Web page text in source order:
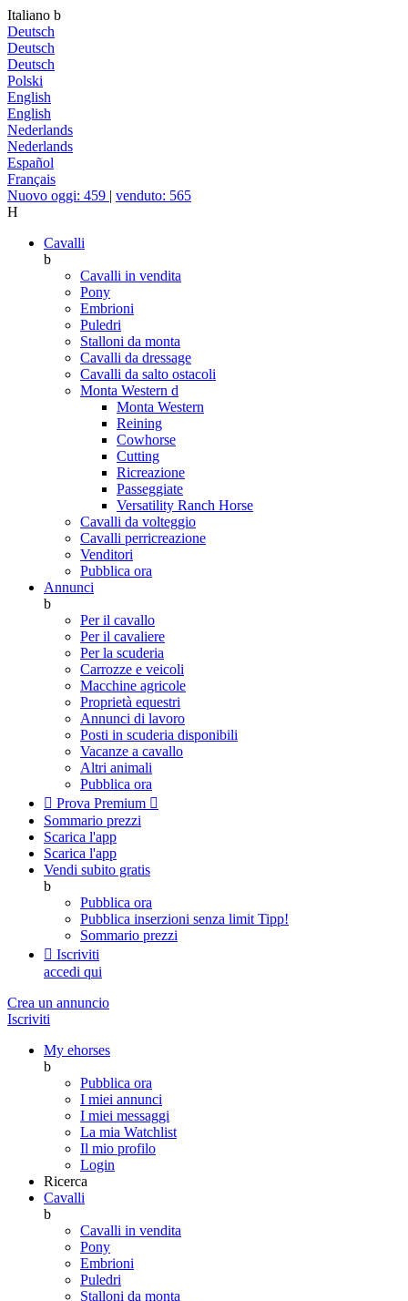
Italiano b
Deutsch
Deutsch
Deutsch
Polski
English
English
Nederlands
Nederlands
Español
Français
Nuovo oggi: 459 | venduto: 565
H
Cavalli
b
Cavalli in vendita
Pony
Embrioni
Puledri
Stalloni da monta
Cavalli da dressage
Cavalli da salto ostacoli
Monta Western d
Monta Western
Reining
Cowhorse
Cutting
Ricreazione
Passeggiate
Versatility Ranch Horse
Cavalli da volteggio
Cavalli perricreazione
Venditori
Pubblica ora
Annunci
b
Per il cavallo
Per il cavaliere
Per la scuderia
Carrozze e veicoli
Macchine agricole
Proprietà equestri
Annunci di lavoro
Posti in scuderia disponibili
Vacanze a cavallo
Altri animali
Pubblica ora
 Prova Premium 
Sommario prezzi
Scarica l'app
Scarica l'app
Vendi subito gratis
b
Pubblica ora
Pubblica inserzioni senza limit Tipp!
Sommario prezzi
 Iscriviti
accedi qui
Crea un annuncio
Iscriviti
My ehorses
b
Pubblica ora
I miei annunci
I miei messaggi
La mia Watchlist
Il mio profilo
Login
Ricerca
Cavalli
b
Cavalli in vendita
Pony
Embrioni
Puledri
Stalloni da monta